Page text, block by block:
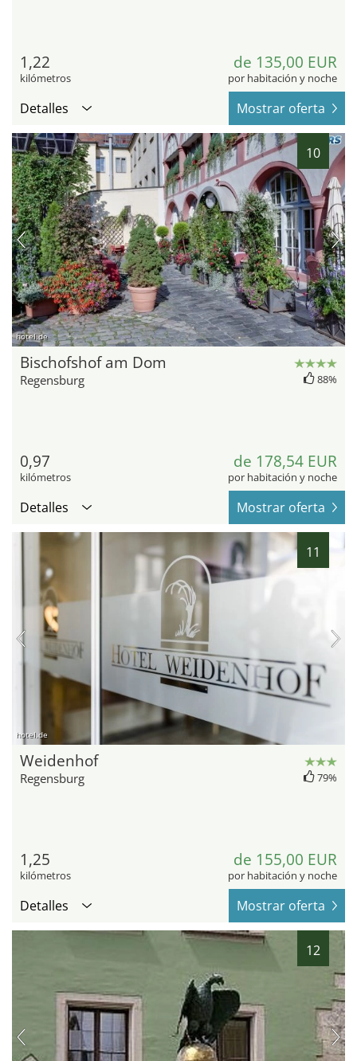
1,22
kilómetros
de 135,00 EUR
por habitación y noche
Detalles Mostrar oferta
10
hotel.de
Bischofshof am Dom
Regensburg 88%
0,97
kilómetros
de 178,54 EUR
por habitación y noche
Detalles Mostrar oferta
11
hotel.de
Weidenhof
Regensburg 79%
1,25
kilómetros
de 155,00 EUR
por habitación y noche
Detalles Mostrar oferta
12